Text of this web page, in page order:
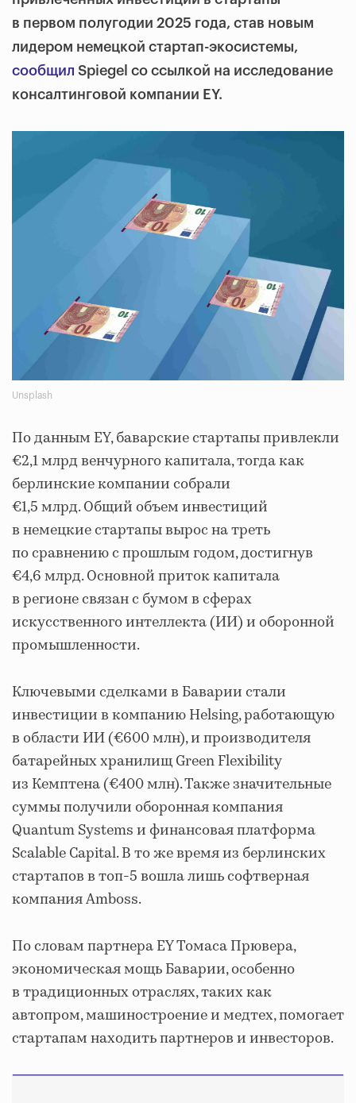
в первом полугодии 2025 года, став новым
лидером немецкой стартап-экосистемы,
сообщил Spiegel со ссылкой на исследование
консалтинговой компании EY.
Unsplash
По данным EY, баварские стартапы привлекли
€2,1 млрд венчурного капитала, тогда как
берлинские компании собрали
€1,5 млрд. Общий объем инвестиций
в немецкие стартапы вырос на треть
по сравнению с прошлым годом, достигнув
€4,6 млрд. Основной приток капитала
в регионе связан с бумом в сферах
искусственного интеллекта (ИИ) и оборонной
промышленности.
Ключевыми сделками в Баварии стали
инвестиции в компанию Helsing, работающую
в области ИИ (€600 млн), и производителя
батарейных хранилищ Green Flexibility
из Кемптена (€400 млн). Также значительные
суммы получили оборонная компания
Quantum Systems и финансовая платформа
Scalable Capital. В то же время из берлинских
стартапов в топ-5 вошла лишь софтверная
компания Amboss.
По словам партнера EY Томаса Прювера,
экономическая мощь Баварии, особенно
в традиционных отраслях, таких как
автопром, машиностроение и медтех, помогает
стартапам находить партнеров и инвесторов.